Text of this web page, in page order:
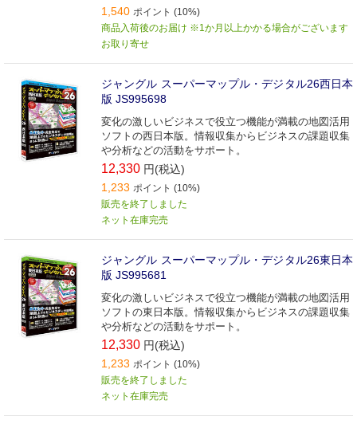
1,540 ポイント (10%)
商品入荷後のお届け ※1か月以上かかる場合がございます
お取り寄せ
ジャングル スーパーマップル・デジタル26西日本
版 JS995698
変化の激しいビジネスで役立つ機能が満載の地図活用
ソフトの西日本版。情報収集からビジネスの課題収集
や分析などの活動をサポート。
12,330 円(税込)
1,233 ポイント (10%)
販売を終了しました
ネット在庫完売
ジャングル スーパーマップル・デジタル26東日本
版 JS995681
変化の激しいビジネスで役立つ機能が満載の地図活用
ソフトの東日本版。情報収集からビジネスの課題収集
や分析などの活動をサポート。
12,330 円(税込)
1,233 ポイント (10%)
販売を終了しました
ネット在庫完売